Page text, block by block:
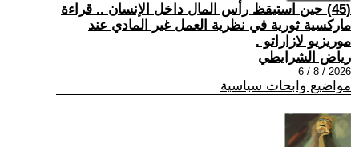
(45) حين استيقظ رأس المال داخل الإنسان .. قراءة
ماركسية ثورية في نظرية العمل غير المادي عند
موريزيو لازاراتو .
رياض الشرايطي
2026 / 8 / 6
مواضيع وابحاث سياسية